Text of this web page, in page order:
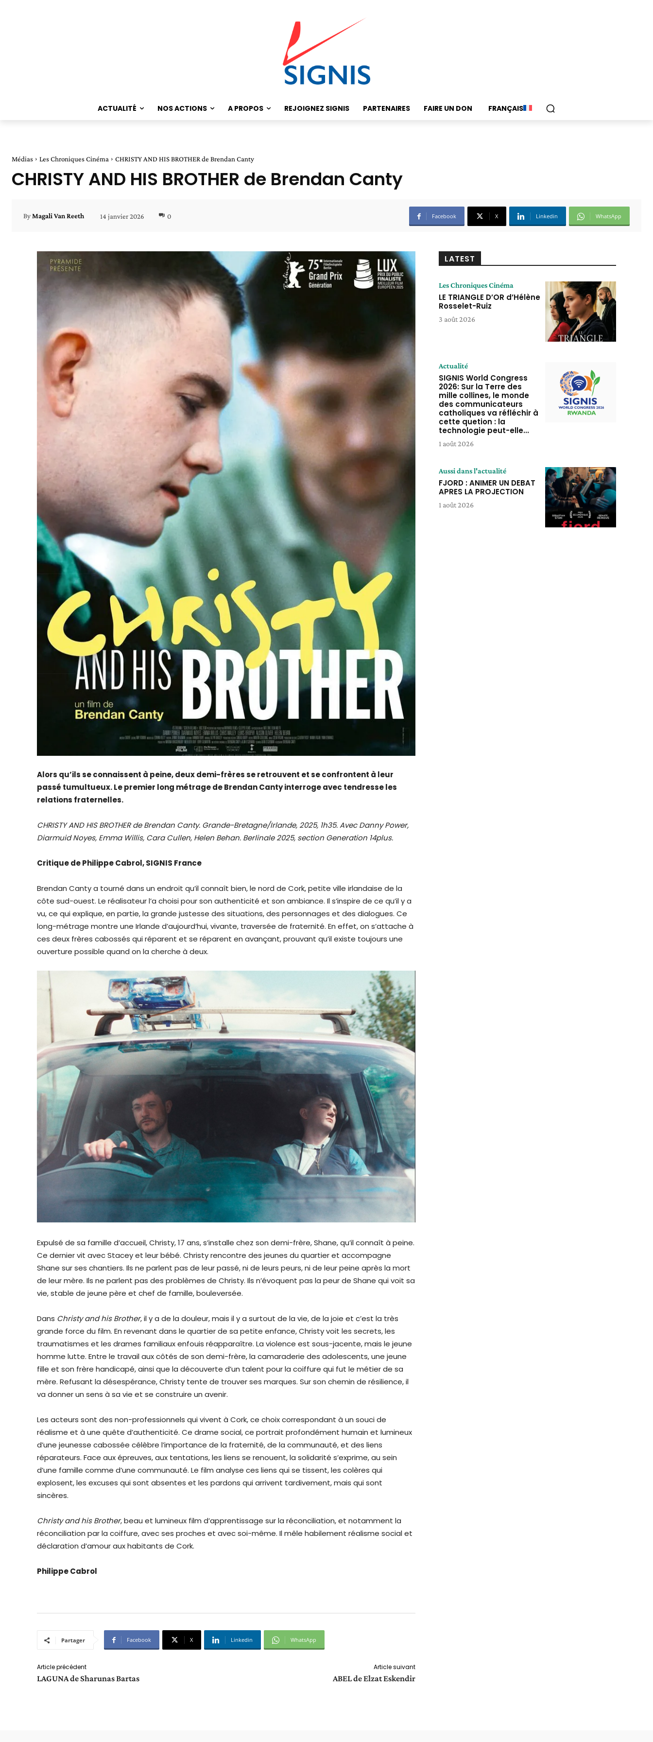
ACTUALITÉ NOS ACTIONS A PROPOS REJOIGNEZ SIGNIS PARTENAIRES FAIRE UN DON FRANÇAIS
Médias Les Chroniques Cinéma CHRISTY AND HIS BROTHER de Brendan Canty
CHRISTY AND HIS BROTHER de Brendan Canty
ByMagali Van Reeth 14 janvier 2026 0 Facebook X Linkedin WhatsApp
Alors qu’ils se connaissent à peine, deux demi-frères se retrouvent et se confrontent à leur
passé tumultueux. Le premier long métrage de Brendan Canty interroge avec tendresse les
relations fraternelles.
CHRISTY AND HIS BROTHER de Brendan Canty. Grande-Bretagne/Irlande, 2025, 1h35. Avec Danny Power,
Diarmuid Noyes, Emma Willis, Cara Cullen, Helen Behan. Berlinale 2025, section Generation 14plus.
Critique de Philippe Cabrol, SIGNIS France
Brendan Canty a tourné dans un endroit qu’il connaît bien, le nord de Cork, petite ville irlandaise de la
côte sud-ouest. Le réalisateur l’a choisi pour son authenticité et son ambiance. Il s’inspire de ce qu’il y a
vu, ce qui explique, en partie, la grande justesse des situations, des personnages et des dialogues. Ce
long-métrage montre une Irlande d’aujourd’hui, vivante, traversée de fraternité. En effet, on s’attache à
ces deux frères cabossés qui réparent et se réparent en avançant, prouvant qu’il existe toujours une
ouverture possible quand on la cherche à deux.
Expulsé de sa famille d’accueil, Christy, 17 ans, s’installe chez son demi-frère, Shane, qu’il connaît à peine.
Ce dernier vit avec Stacey et leur bébé. Christy rencontre des jeunes du quartier et accompagne
Shane sur ses chantiers. Ils ne parlent pas de leur passé, ni de leurs peurs, ni de leur peine après la mort
de leur mère. Ils ne parlent pas des problèmes de Christy. Ils n’évoquent pas la peur de Shane qui voit sa
vie, stable de jeune père et chef de famille, bouleversée.
Dans Christy and his Brother, il y a de la douleur, mais il y a surtout de la vie, de la joie et c’est la très
grande force du film. En revenant dans le quartier de sa petite enfance, Christy voit les secrets, les
traumatismes et les drames familiaux enfouis réapparaître. La violence est sous-jacente, mais le jeune
homme lutte. Entre le travail aux côtés de son demi-frère, la camaraderie des adolescents, une jeune
fille et son frère handicapé, ainsi que la découverte d’un talent pour la coiffure qui fut le métier de sa
mère. Refusant la désespérance, Christy tente de trouver ses marques. Sur son chemin de résilience, il
va donner un sens à sa vie et se construire un avenir.
Les acteurs sont des non-professionnels qui vivent à Cork, ce choix correspondant à un souci de
réalisme et à une quête d’authenticité. Ce drame social, ce portrait profondément humain et lumineux
d’une jeunesse cabossée célèbre l’importance de la fraternité, de la communauté, et des liens
réparateurs. Face aux épreuves, aux tentations, les liens se renouent, la solidarité s’exprime, au sein
d’une famille comme d’une communauté. Le film analyse ces liens qui se tissent, les colères qui
explosent, les excuses qui sont absentes et les pardons qui arrivent tardivement, mais qui sont
sincères.
Christy and his Brother, beau et lumineux film d’apprentissage sur la réconciliation, et notamment la
réconciliation par la coiffure, avec ses proches et avec soi-même. Il mêle habilement réalisme social et
déclaration d’amour aux habitants de Cork.
Philippe Cabrol
Partager Facebook X Linkedin WhatsApp
Article précédent
LAGUNA de Sharunas Bartas
Article suivant
ABEL de Elzat Eskendir
LATEST
Les Chroniques Cinéma
LE TRIANGLE D’OR d’Hélène
Rosselet-Ruiz
3 août 2026
Actualité
SIGNIS World Congress
2026: Sur la Terre des
mille collines, le monde
des communicateurs
catholiques va réfléchir à
cette quetion : la
technologie peut-elle...
1 août 2026
Aussi dans l'actualité
FJORD : ANIMER UN DEBAT
APRES LA PROJECTION
1 août 2026